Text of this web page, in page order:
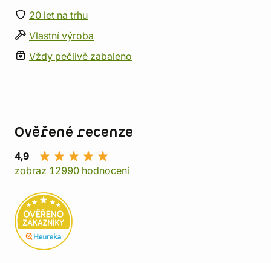
20 let na trhu
Vlastní výroba
Vždy pečlivě zabaleno
Ověřené recenze
4,9
zobraz 12990 hodnocení